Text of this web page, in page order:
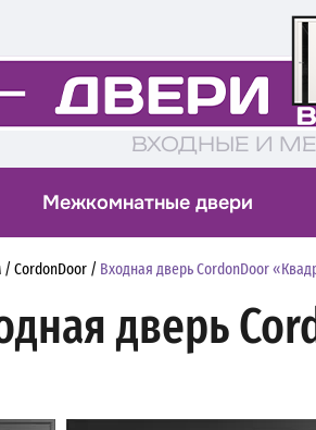
ВХОДНЫЕ И
Межкомнатные двери
/CordonDoor / Входная дверь CordonDoor
дверь